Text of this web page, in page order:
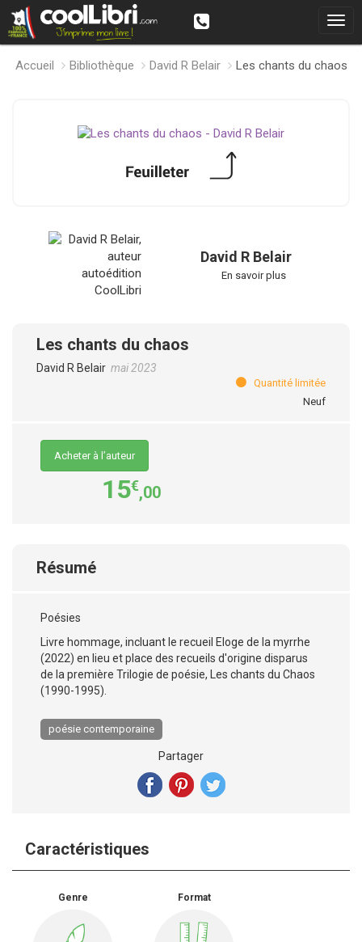
Accueil Bibliothèque David R Belair Les chants du chaos
David R Belair
En savoir plus
Les chants du chaos
David R Belair mai 2023
Quantité limitée
Neuf
Acheter à l’auteur
15€,00
Résumé
Poésies
Livre hommage, incluant le recueil Eloge de la myrrhe
(2022) en lieu et place des recueils d'origine disparus
de la première Trilogie de poésie, Les chants du Chaos
(1990-1995).
poésie contemporaine
Partager
Caractéristiques
Genre Format